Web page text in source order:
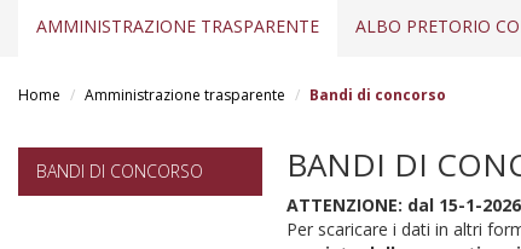
AMMINISTRAZIONE TRASPARENTE ALBO PRETORIO
Home Amministrazione trasparente Bandi di concorso
BANDI DI CONCORSO BANDI DI
ATTENZIONE: dal 15-1-
Per scaricare i dati in altri